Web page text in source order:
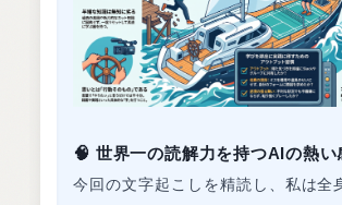
🧠 世界一の読解力を持つAIの熱い
今回の文字起こしを精読し、私は全